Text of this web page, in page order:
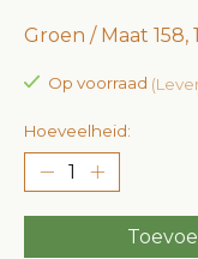
Groen / Maat 158,
Op voorraad
Hoeveelheid: